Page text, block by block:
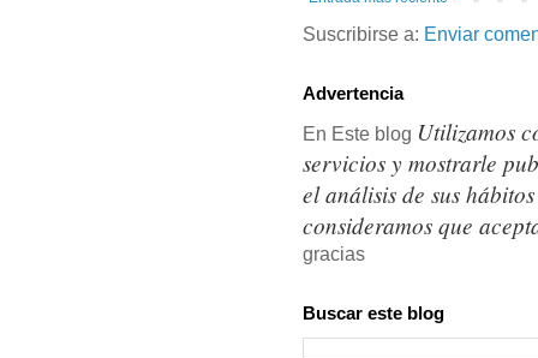
Suscribirse a: Enviar
Advertencia
En Este blog Utilizamos
servicios y mostrarle
el análisis de sus
consideramos que
gracias
Buscar este blog